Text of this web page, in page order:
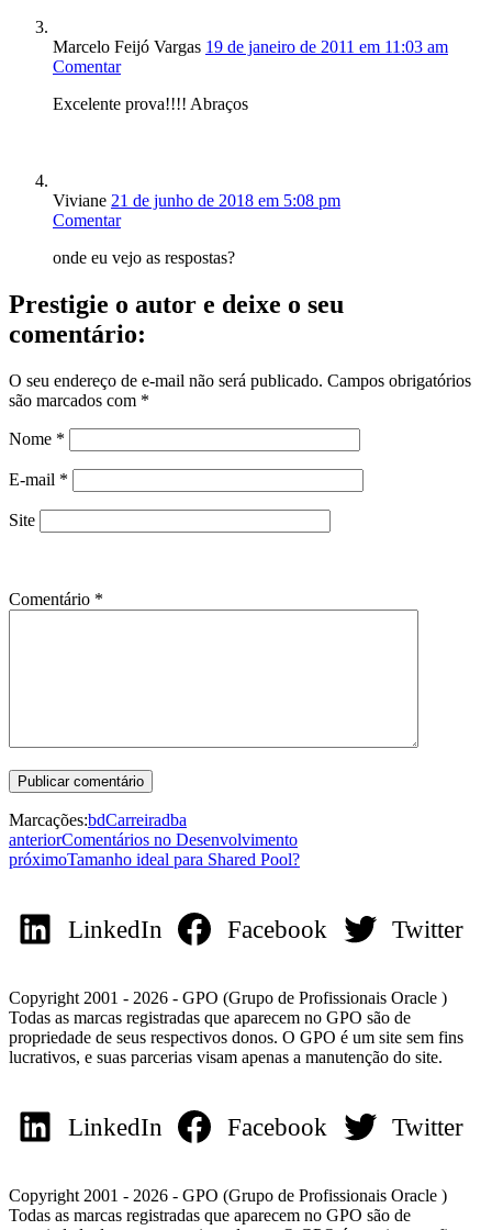
Marcelo Feijó Vargas 19 de janeiro de 2011 em 11:03 am
Comentar
Excelente prova!!!! Abraços
Viviane 21 de junho de 2018 em 5:08 pm
Comentar
onde eu vejo as respostas?
Prestigie o autor e deixe o seu
comentário:
O seu endereço de e-mail não será publicado. Campos obrigatórios
são marcados com *
Nome *
E-mail *
Site
Comentário *
Marcações:bdCarreiradba
anteriorComentários no Desenvolvimento
próximoTamanho ideal para Shared Pool?
LinkedIn Facebook Twitter
Copyright 2001 - 2026 - GPO (Grupo de Profissionais Oracle )
Todas as marcas registradas que aparecem no GPO são de
propriedade de seus respectivos donos. O GPO é um site sem fins
lucrativos, e suas parcerias visam apenas a manutenção do site.
LinkedIn Facebook Twitter
Copyright 2001 - 2026 - GPO (Grupo de Profissionais Oracle )
Todas as marcas registradas que aparecem no GPO são de